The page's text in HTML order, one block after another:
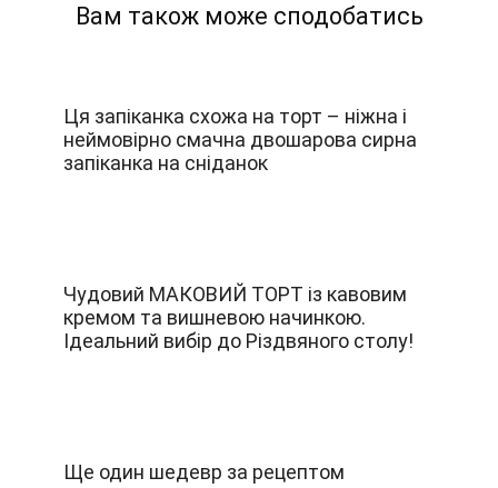
Вам також може сподобатись
Ця запіканка схожа на торт – ніжна і
неймовірно смачна двошарова сирна
запіканка на сніданок
Чудовий МАКОВИЙ ТОРТ із кавовим
кремом та вишневою начинкою.
Ідеальний вибір до Різдвяного столу!
Ще один шедевр за рецептом